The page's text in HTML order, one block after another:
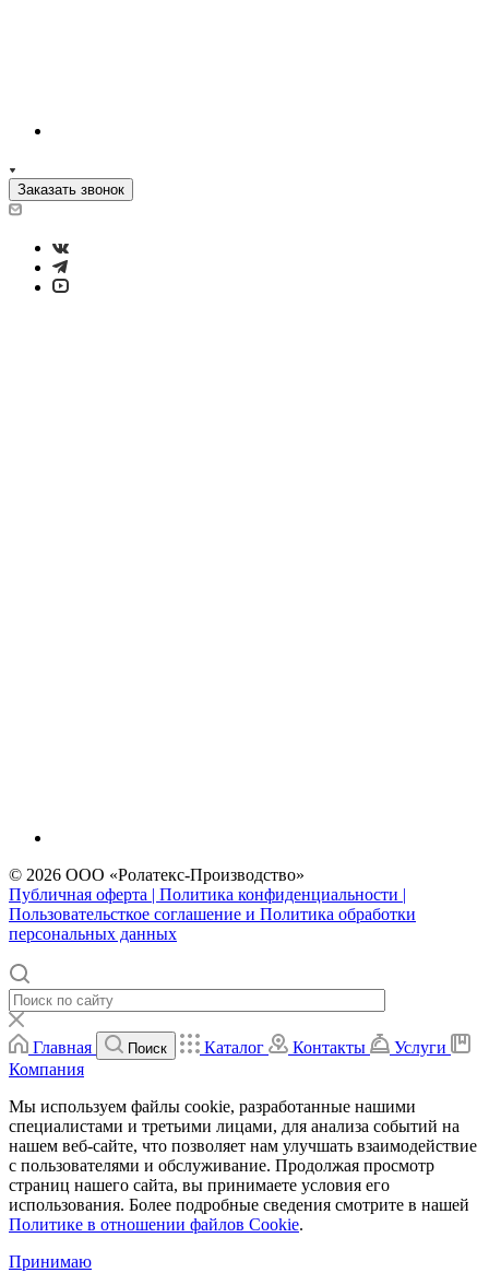
Заказать звонок
© 2026 ООО «Ролатекс-Производство»
Публичная оферта | Политика конфиденциальности |
Пользовательсткое соглашение и Политика обработки
персональных данных
Главная Поиск Каталог Контакты
Услуги
Компания
Мы используем файлы cookie, разработанные нашими
специалистами и третьими лицами, для анализа событий на
нашем веб-сайте, что позволяет нам улучшать взаимодействие
с пользователями и обслуживание. Продолжая просмотр
страниц нашего сайта, вы принимаете условия его
использования. Более подробные сведения смотрите в нашей
Политике в отношении файлов Cookie.
Принимаю